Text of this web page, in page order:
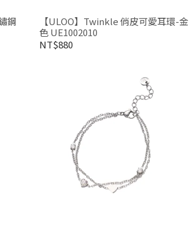
鋼
【ULOO】Twinkle 俏皮可愛耳環-金
色 UE1002010
NT$880